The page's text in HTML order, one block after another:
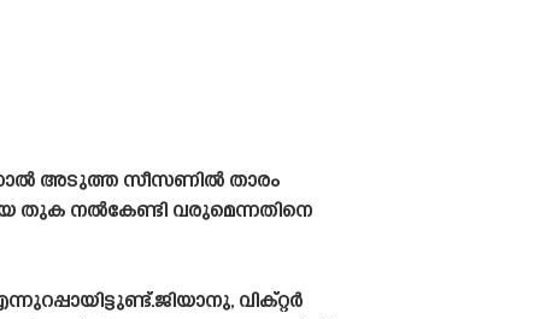
അടുത്ത സീസണിൽ താരം
തുക നൽകേണ്ടി വരുമെന്നതിനെ
വിക്റ്റർ